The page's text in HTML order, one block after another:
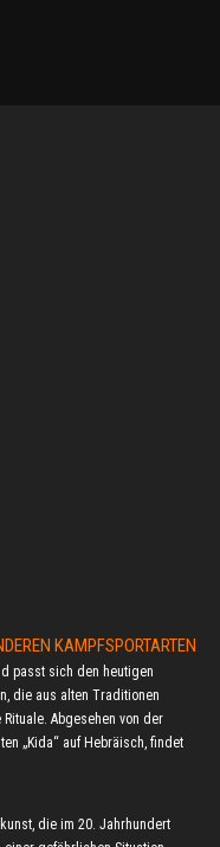
KAMPFSPORTARTEN
passt sich den heutigen
die aus alten Traditionen
Abgesehen von der
„Kida“ auf Hebräisch, findet
die im 20. Jahrhundert